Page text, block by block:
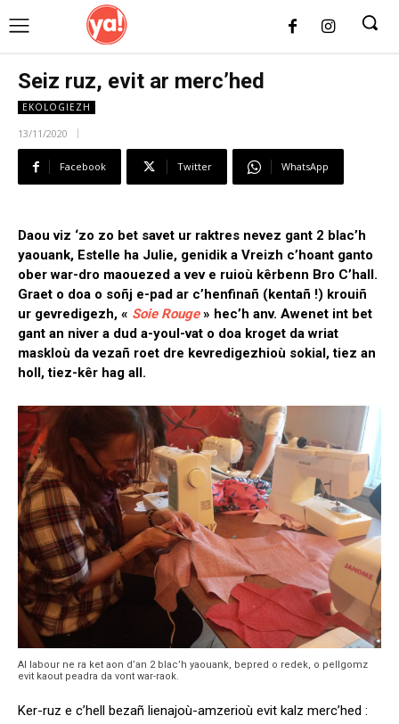
Seiz ruz, evit ar merc’hed
EKOLOGIEZH
13/11/2020
Facebook Twitter WhatsApp
Daou viz ‘zo zo bet savet ur raktres nevez gant 2 blac’h
yaouank, Estelle ha Julie, genidik a Vreizh c’hoant ganto
ober war-dro maouezed a vev e ruioù kêrbenn Bro C’hall.
Graet o doa o soñj e-pad ar c’henfinañ (kentañ !) krouiñ
ur gevredigezh, « Soie Rouge» hec’h anv. Awenet int bet
gant an niver a dud a-youl-vat o doa kroget da wriat
maskloù da vezañ roet dre kevredigezhioù sokial, tiez an
holl, tiez-kêr hag all.
Al labour ne ra ket aon d’an 2 blac’h yaouank, bepred o redek, o pellgomz
evit kaout peadra da vont war-raok.
Ker-ruz e c’hell bezañ lienajoù-amzerioù evit kalz merc’hed :